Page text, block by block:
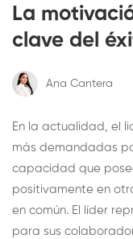
La
clave del
Ana Cantera
En la actualidad, el
más demandadas
capacidad que
positivamente en
en común. El líder
para sus